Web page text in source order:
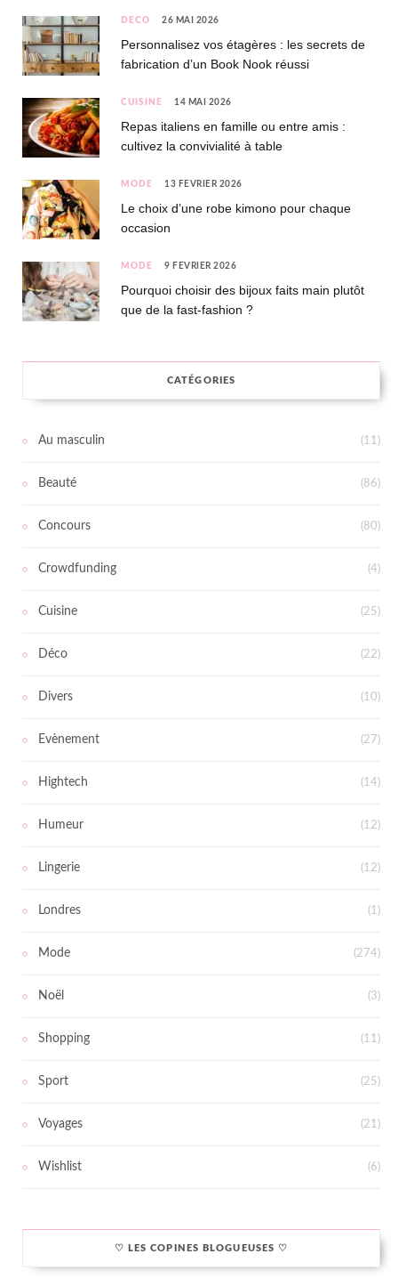
DÉCO 26 MAI 2026
Personnalisez vos étagères : les secrets de
fabrication d’un Book Nook réussi
CUISINE 14 MAI 2026
Repas italiens en famille ou entre amis :
cultivez la convivialité à table
MODE 13 FÉVRIER 2026
Le choix d’une robe kimono pour chaque
occasion
MODE 9 FÉVRIER 2026
Pourquoi choisir des bijoux faits main plutôt
que de la fast-fashion ?
CATÉGORIES
Au masculin (11)
Beauté (86)
Concours (80)
Crowdfunding (4)
Cuisine (25)
Déco (22)
Divers (10)
Evènement (27)
Hightech (14)
Humeur (12)
Lingerie (12)
Londres (1)
Mode (274)
Noël (3)
Shopping (11)
Sport (25)
Voyages (21)
Wishlist (6)
♡ LES COPINES BLOGUEUSES ♡